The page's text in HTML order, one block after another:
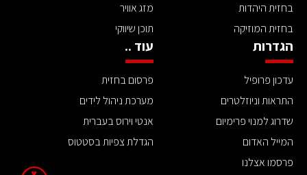
בחזית היהדות
בחזית המוזיקה
מזג אוויר
תוכן שיווקי
הגדרות
עדכון פרופיל
התראות וניוזלטרים
שדרוג למנוי פרימיום
המייל האדום
פרסמו אצלנו
עוד ..
פרסום בחזית
מערכת ניהול לידים
אנטי וירוס בעברית
הגדלת צפיות בסטטוס